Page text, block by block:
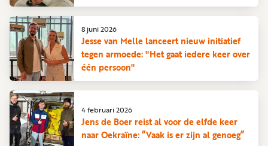
Jesse van Melle lanceert nieuw initiatief
tegen armoede: "Het gaat iedere keer over
één persoon"
8 juni 2026
Jens de Boer reist al voor de elfde keer
naar Oekraïne: “Vaak is er zijn al genoeg”
4 februari 2026